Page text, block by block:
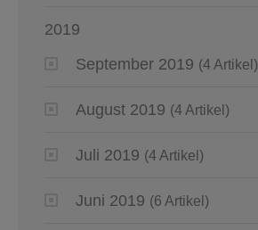
2019
September 2019 (4 Artikel)
August 2019 (4 Artikel)
Juli 2019 (4 Artikel)
Juni 2019 (6 Artikel)